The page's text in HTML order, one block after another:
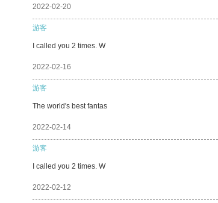
2022-02-20
游客
I called you 2 times. W
2022-02-16
游客
The world's best fantas
2022-02-14
游客
I called you 2 times. W
2022-02-12